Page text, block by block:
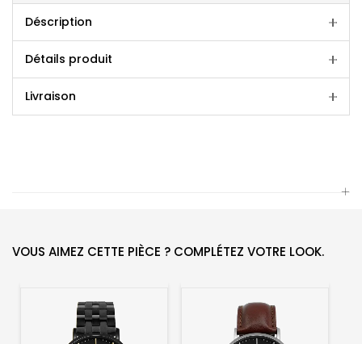
Déscription
Détails produit
Livraison
VOUS AIMEZ CETTE PIÈCE ? COMPLÉTEZ VOTRE LOOK.